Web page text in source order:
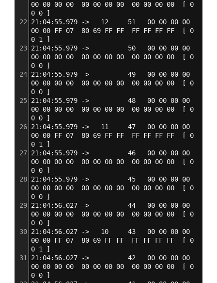
00 00 00 00  00 00 00 00  00 00 00 00
[
0
0 0
]
22
21:04:55.979 ->   12     51   00 00 00 00
00 00 FF 07  80 69 FF FF  FF FF FF FF
[
0
0 1
]
23 21:04:55.979 ->          50   00 00 00 00
00 00 00 00  00 00 00 00  00 00 00 00
[
0
0 0
]
24 21:04:55.979 ->          49   00 00 00 00
00 00 00 00  00 00 00 00  00 00 00 00
[
0
0 0
]
25 21:04:55.979 ->          48   00 00 00 00
00 00 00 00  00 00 00 00  00 00 00 00
[
0
0 0
]
26 21:04:55.979 ->   11     47   00 00 00 00
00 00 FF 07  80 69 FF FF  FF FF FF FF
[
0
0 1
]
27 21:04:55.979 ->          46   00 00 00 00
00 00 00 00  00 00 00 00  00 00 00 00
[
0
0 0
]
28 21:04:55.979 ->          45   00 00 00 00
00 00 00 00  00 00 00 00  00 00 00 00
[
0
0 0
]
29 21:04:56.027 ->          44   00 00 00 00
00 00 00 00  00 00 00 00  00 00 00 00
[
0
0 0
]
30 21:04:56.027 ->   10     43   00 00 00 00
00 00 FF 07  80 69 FF FF  FF FF FF FF
[
0
0 1
]
31
21:04:56.027 ->          42   00 00 00 00
00 00 00 00  00 00 00 00  00 00 00 00
[
0
0 0
]